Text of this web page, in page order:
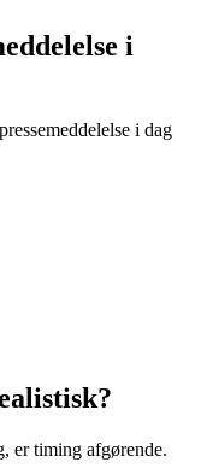
i
i dag
er timing afgørende.